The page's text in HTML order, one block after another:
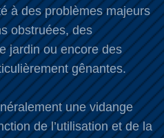
à des problèmes majeurs
obstruées, des
jardin ou encore des
gênantes.
une vidange
de l’utilisation et de la